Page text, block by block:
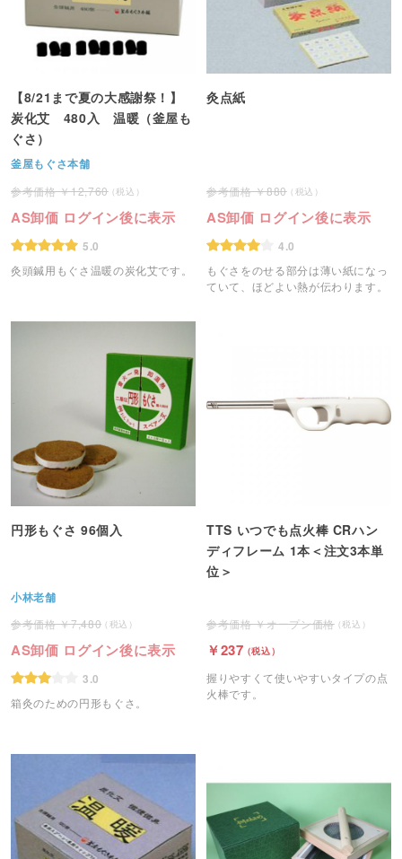
【8/21まで夏の大感謝祭！】
炭化艾 480入 温暖（釜屋も
ぐさ）
釜屋もぐさ本舗
12,760
AS卸価 ログイン後に表示
5.0
灸頭鍼用もぐさ温暖の炭化艾です。
灸点紙
880
AS卸価 ログイン後に表示
4.0
もぐさをのせる部分は薄い紙になっ
ていて、ほどよい熱が伝わります。
円形もぐさ 96個入
小林老舗
7,480
AS卸価 ログイン後に表示
3.0
箱灸のための円形もぐさ。
TTS いつでも点火棒 CRハン
ディフレーム 1本＜注文3本単
位＞
オープン価格
237
握りやすくて使いやすいタイプの点
火棒です。